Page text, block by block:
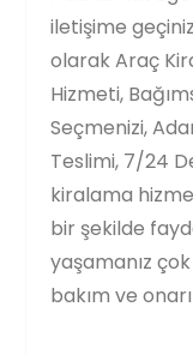
iletişime
olarak Araç
Hizmeti,
Seçmenizi,
Teslimi, 7/24
kiralama
bir şekilde
yaşamanız çok
bakım ve